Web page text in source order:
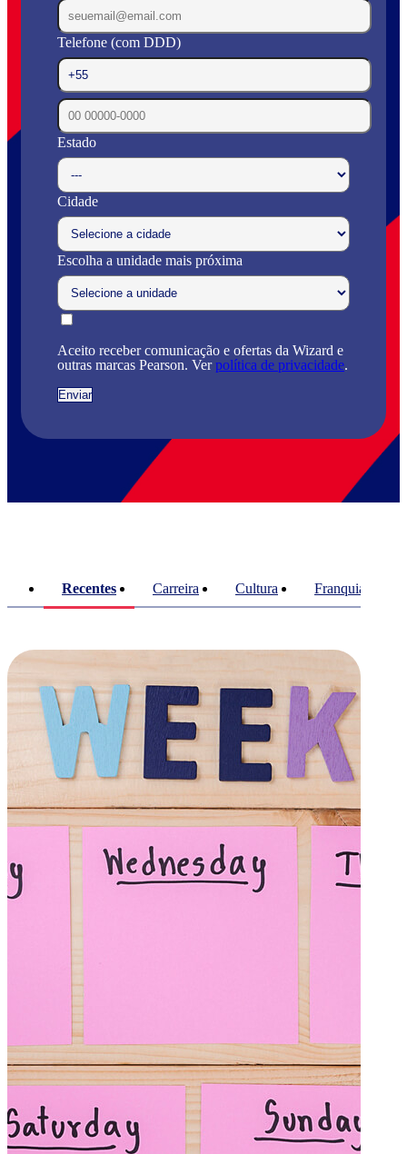
Telefone (com DDD)
Estado
Cidade
Escolha a unidade mais próxima
Aceito receber comunicação e ofertas da Wizard e
outras marcas Pearson. Verpolítica de privacidade.
Recentes Carreira Cultura Franquias